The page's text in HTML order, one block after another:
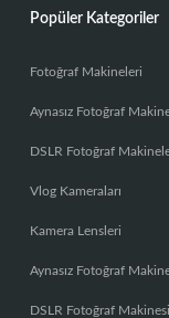
Popüler Kategoriler
Fotoğraf Makineleri
Aynasız Fotoğraf
DSLR Fotoğraf
Vlog Kameraları
Kamera Lensleri
Aynasız Fotoğraf
DSLR Fotoğraf